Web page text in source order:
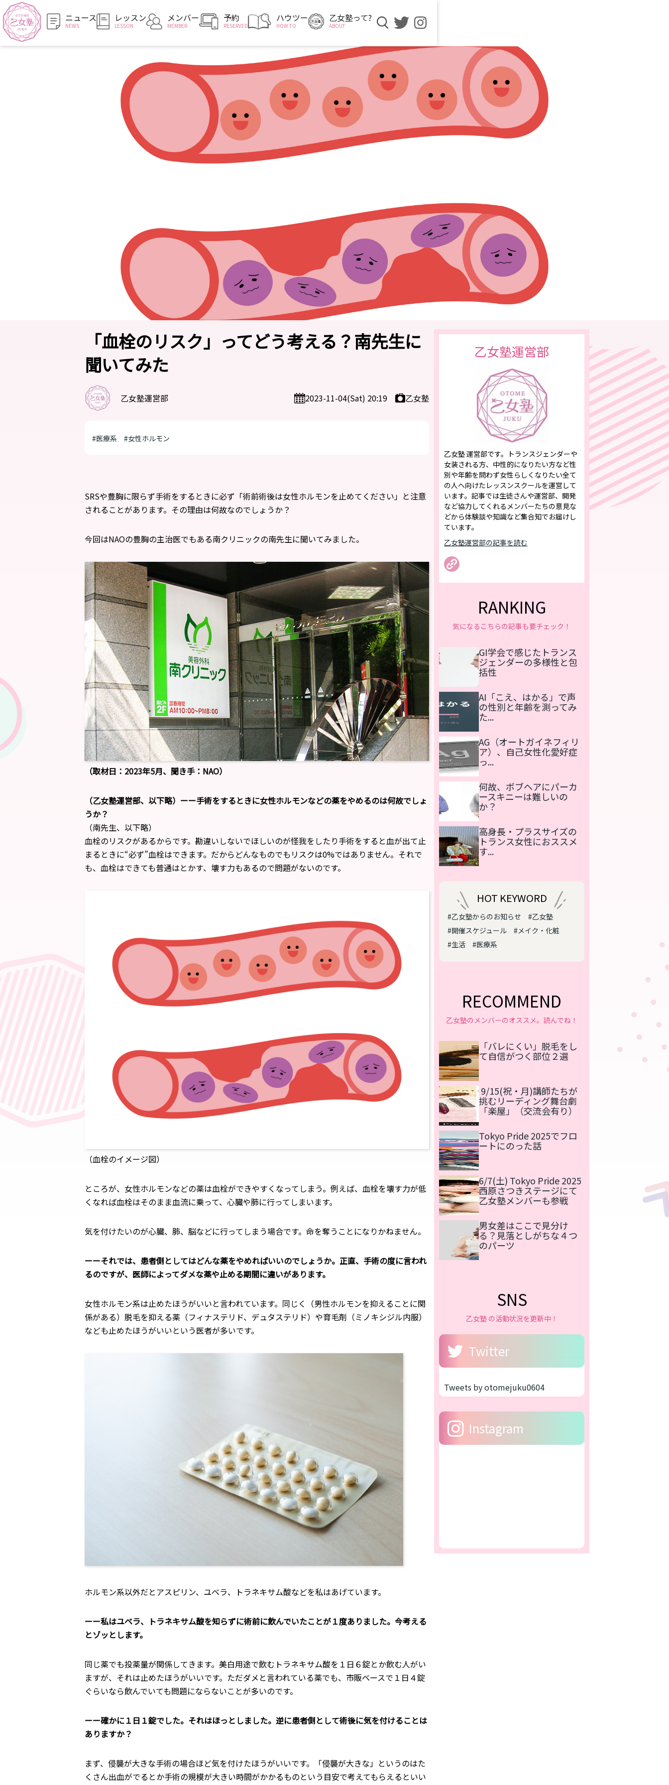
ニュース
NEWS
レッスン
LESSON
メンバー
MEMBER
予約
RESERVED
ハウツー
HOW TO
乙女塾って?
ABOUT
「血栓のリスク」ってどう考える？南先生に
聞いてみた
乙女塾運営部 2023-11-04(Sat) 20:19 乙女塾
#医療系 #女性ホルモン
SRSや豊胸に限らず手術をするときに必ず「術前術後は女性ホルモンを止めてください」と注意
されることがあります。その理由は何故なのでしょうか？
今回はNAOの豊胸の主治医でもある南クリニックの南先生に聞いてみました。
（取材日：2023年5月、聞き手：NAO）
（乙女塾運営部、以下略）ーー手術をするときに女性ホルモンなどの薬をやめるのは何故でしょ
うか？
（南先生、以下略）
血栓のリスクがあるからです。勘違いしないでほしいのが怪我をしたり手術をすると血が出て止
まるときに“必ず”血栓はできます。だからどんなものでもリスクは0%ではありません。それで
も、血栓はできても普通はとかす、壊す力もあるので問題がないのです。
（血栓のイメージ図）
ところが、女性ホルモンなどの薬は血栓ができやすくなってしまう。例えば、血栓を壊す力が低
くなれば血栓はそのまま血流に乗って、心臓や肺に行ってしまいます。
気を付けたいのが心臓、肺、脳などに行ってしまう場合です。命を奪うことになりかねません。
ーーそれでは、患者側としてはどんな薬をやめればいいのでしょうか。正直、手術の度に言われ
るのですが、医師によってダメな薬や止める期間に違いがあります。
女性ホルモン系は止めたほうがいいと言われています。同じく（男性ホルモンを抑えることに関
係がある）脱毛を抑える薬（フィナステリド、デュタステリド）や育毛剤（ミノキシジル内服）
なども止めたほうがいいという医者が多いです。
ホルモン系以外だとアスピリン、ユベラ、トラネキサム酸などを私はあげています。
ーー私はユベラ、トラネキサム酸を知らずに術前に飲んでいたことが１度ありました。今考える
とゾッとします。
同じ薬でも投薬量が関係してきます。美白用途で飲むトラネキサム酸を１日６錠とか飲む人がい
ますが、それは止めたほうがいいです。ただダメと言われている薬でも、市販ベースで１日４錠
ぐらいなら飲んでいても問題にならないことが多いのです。
ーー確かに１日１錠でした。それはほっとしました。逆に患者側として術後に気を付けることは
ありますか？
まず、侵襲が大きな手術の場合ほど気を付けたほうがいいです。「侵襲が大きな」というのはた
くさん出血がでるとか手術の規模が大きい時間がかかるものという目安で考えてもらえるといい
乙女塾運営部
乙女塾 運営部です。トランスジェンダーや
女装される方、中性的になりたい方など性
別や年齢を問わず女性らしくなりたい全て
の人へ向けたレッスンスクールを運営して
います。記事では生徒さんや運営部、開発
など協力してくれるメンバーたちの意見な
どから体験談や知識など集合知でお届けし
ています。
乙女塾運営部の記事を読む
RANKING
気になるこちらの記事も要チェック！
GI学会で感じたトランス
ジェンダーの多様性と包
括性
AI「こえ、はかる」で声
の性別と年齢を測ってみ
た...
AG（オートガイネフィリ
ア）、自己女性化愛好症
っ...
何故、ボブヘアにパーカ
ースキニーは難しいの
か？
高身長・プラスサイズの
トランス女性におススメ
す...
HOT KEYWORD
#乙女塾からのお知らせ
#乙女塾
#開催スケジュール
#メイク・化粧
#生活
#医療系
RECOMMEND
乙女塾のメンバーのオススメ。読んでね！
「バレにくい」脱毛をし
て自信がつく部位２選
9/15(祝・月)講師たちが
挑むリーディング舞台劇
「楽屋」（交流会有り）
Tokyo Pride 2025でフロ
ートにのった話
6/7(土) Tokyo Pride 2025
西原さつきステージにて
乙女塾メンバーも参戦
男女差はここで見分け
る？見落としがちな４つ
のパーツ
SNS
乙女塾 の活動状況を更新中！
Twitter
Tweets by otomejuku0604
Instagram